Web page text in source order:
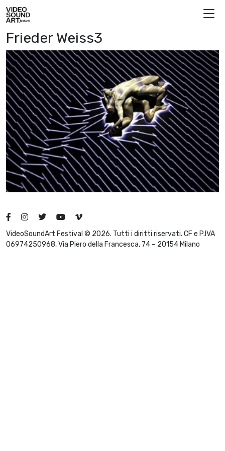
Vai al contenuto
Video Sound Art
Frieder Weiss3
VideoSoundArt Festival © 2026. Tutti i diritti riservati. CF e P.IVA
06974250968, Via Piero della Francesca, 74 – 20154 Milano